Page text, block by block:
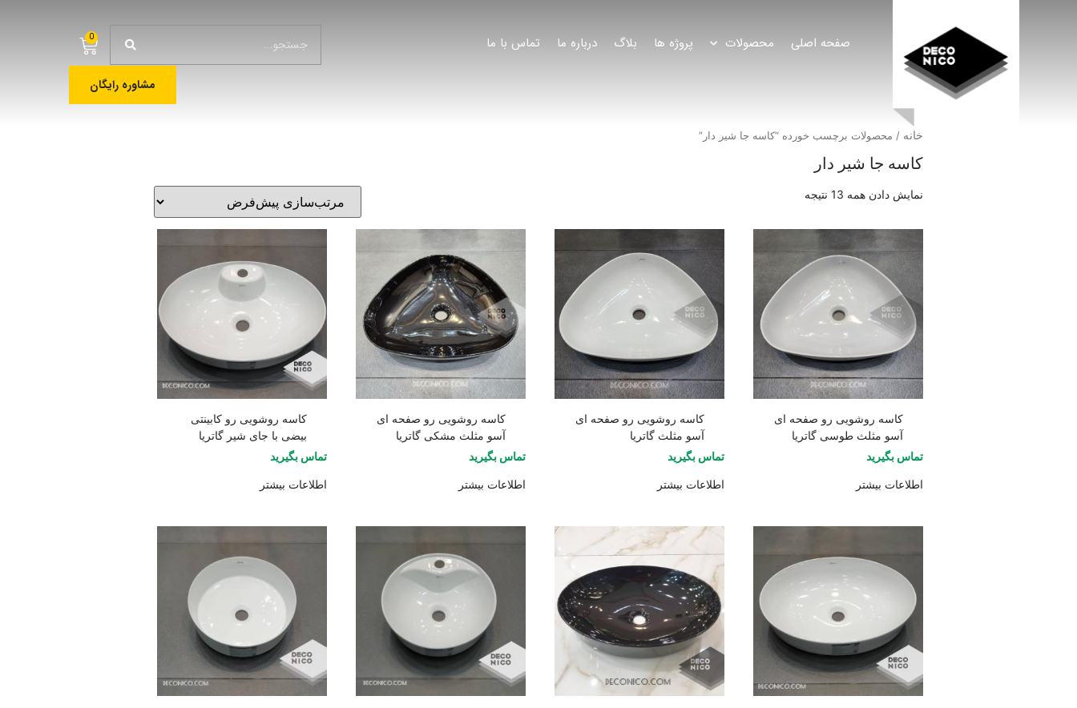
صفحه اصلی محصولات پروژه ها بلاگ درباره ما تماس با ما 0
مشاوره رایگان
خانه / محصولات برچسب خورده “کاسه جا شیر دار”
کاسه جا شیر دار
نمایش دادن همه 13 نتیجه
کاسه روشویی رو صفحه ای
آسو مثلث طوسی گاتریا
تماس بگیرید
اطلاعات بیشتر
کاسه روشویی رو صفحه ای
آسو مثلث گاتریا
تماس بگیرید
اطلاعات بیشتر
کاسه روشویی رو صفحه ای
آسو مثلث مشکی گاتریا
تماس بگیرید
اطلاعات بیشتر
کاسه روشویی رو کابینتی
بیضی با جای شیر گاتریا
تماس بگیرید
اطلاعات بیشتر